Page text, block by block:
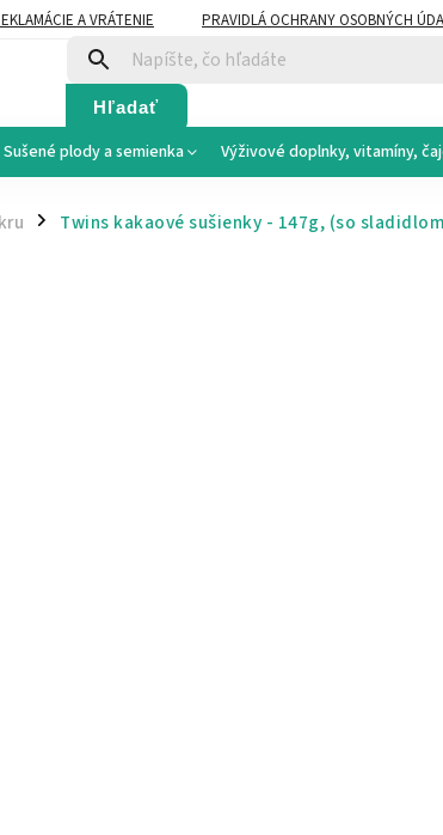
A VRÁTENIE PRAVIDLÁ OCHRANY OSOBNÝCH
Hľadať
Sušené plody a semienka Výživové doplnky, vitamíny,
/ Twins kakaové sušienky - 147g, (so